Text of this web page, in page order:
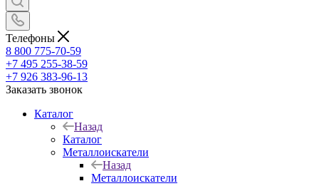
Телефоны
8 800 775-70-59
+7 495 255-38-59
+7 926 383-96-13
Заказать звонок
Каталог
Назад
Каталог
Металлоискатели
Назад
Металлоискатели